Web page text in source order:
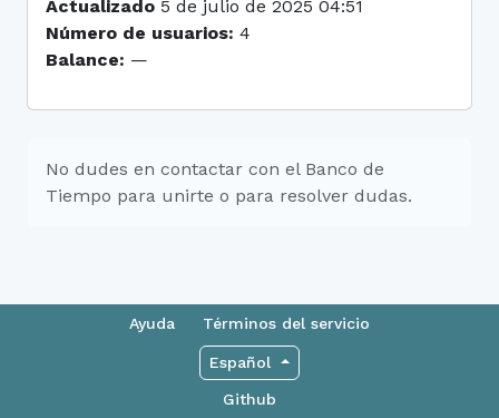
Actualizado 5 de julio de 2025 04:51
Número de usuarios: 4
Balance: —
No dudes en contactar con el Banco de
Tiempo para unirte o para resolver dudas.
Ayuda Términos del servicio
Español
Github